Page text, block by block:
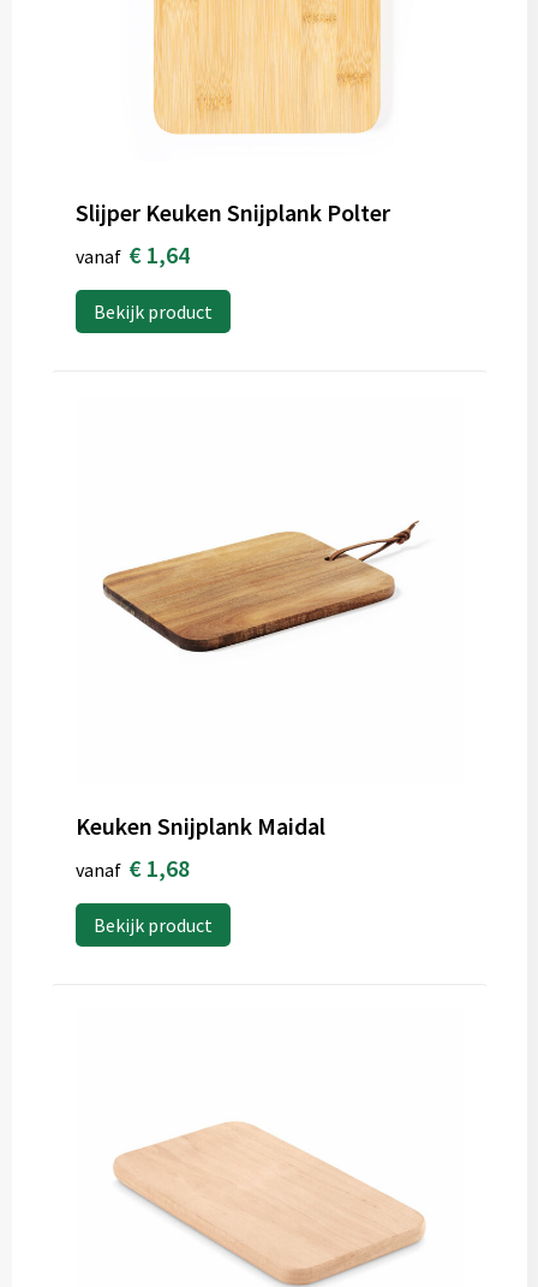
Slijper Keuken Snijplank Polter
vanaf € 1,64
Bekijk product
Keuken Snijplank Maidal
vanaf € 1,68
Bekijk product